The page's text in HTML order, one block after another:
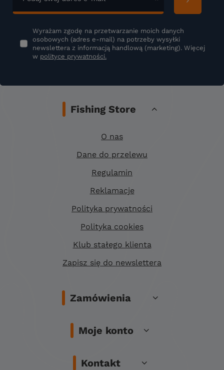
Wyrażam zgodę na przetwarzanie moich danych
osobowych (adres e-mail) na potrzeby wysyłki
newslettera z informacją handlową (marketing). Więcej
w polityce prywatności.
Fishing Store
O nas
Dane do przelewu
Regulamin
Reklamacje
Polityka prywatności
Polityka cookies
Klub stałego klienta
Zapisz się do newslettera
Zamówienia
Moje konto
Kontakt